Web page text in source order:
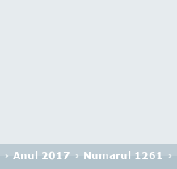
› Anul 2017 › Numarul 1261 ›